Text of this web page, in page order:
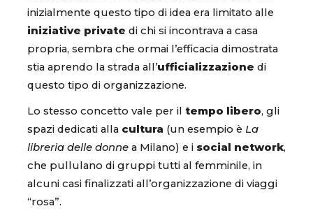
inizialmente questo tipo di idea era limitato alle
iniziative private di chi si incontrava a casa
propria, sembra che ormai l’efficacia dimostrata
stia aprendo la strada all’ufficializzazione di
questo tipo di organizzazione.
Lo stesso concetto vale per il tempo libero, gli
spazi dedicati alla cultura (un esempio è La
libreria delle donne a Milano) e i social network,
che pullulano di gruppi tutti al femminile, in
alcuni casi finalizzati all’organizzazione di viaggi
“rosa”.